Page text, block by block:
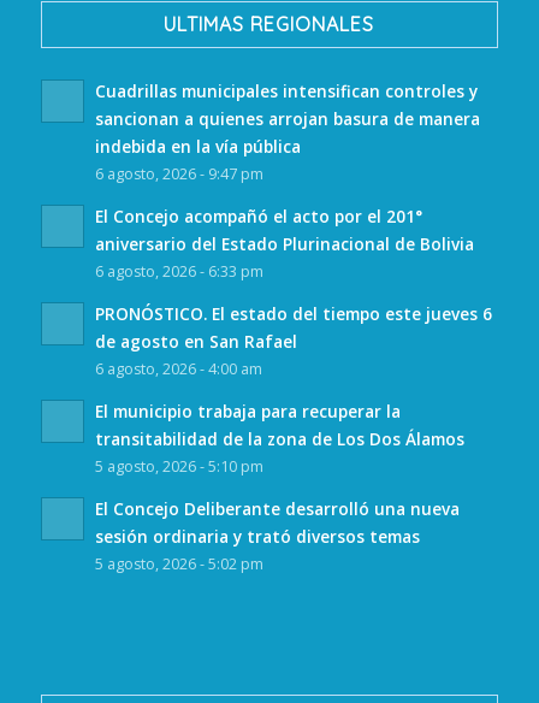
ULTIMAS REGIONALES
Cuadrillas municipales intensifican controles y
sancionan a quienes arrojan basura de manera
indebida en la vía pública
6 agosto, 2026 - 9:47 pm
El Concejo acompañó el acto por el 201°
aniversario del Estado Plurinacional de Bolivia
6 agosto, 2026 - 6:33 pm
PRONÓSTICO. El estado del tiempo este jueves 6
de agosto en San Rafael
6 agosto, 2026 - 4:00 am
El municipio trabaja para recuperar la
transitabilidad de la zona de Los Dos Álamos
5 agosto, 2026 - 5:10 pm
El Concejo Deliberante desarrolló una nueva
sesión ordinaria y trató diversos temas
5 agosto, 2026 - 5:02 pm